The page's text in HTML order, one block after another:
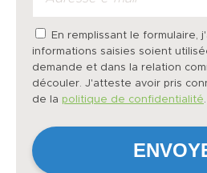
En remplissant le formulaire,
informations saisies soient
demande et dans la relation
découler. J'atteste avoir pris
de la politique de confidentialité.